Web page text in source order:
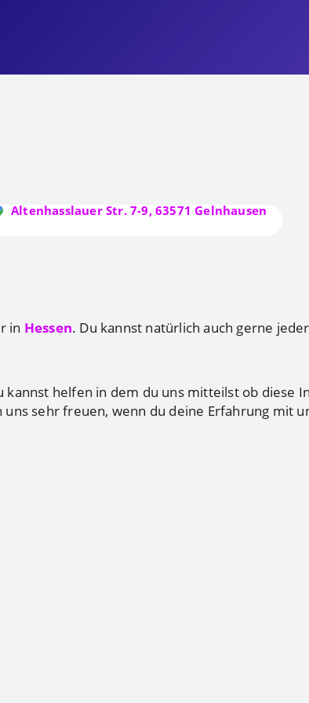
Altenhasslauer Str. 7-9, 63571 Gelnhausen
in Hessen. Du kannst natürlich auch gerne
helfen in dem du uns mitteilst ob diese
sehr freuen, wenn du deine Erfahrung mit